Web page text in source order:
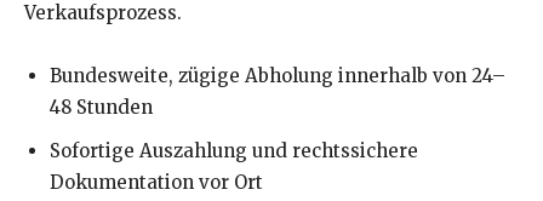
Verkaufsprozess.
Bundesweite, zügige Abholung innerhalb von 24–
48 Stunden
Sofortige Auszahlung und rechtssichere
Dokumentation vor Ort